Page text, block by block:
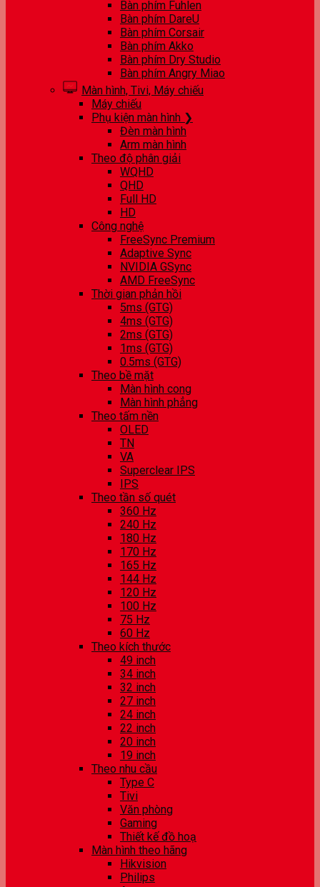
Bàn phím Fuhlen
Bàn phím DareU
Bàn phím Corsair
Bàn phím Akko
Bàn phím Dry Studio
Bàn phím Angry Miao
Màn hình, Tivi, Máy chiếu
Máy chiếu
Phụ kiện màn hình ❯
Đèn màn hình
Arm màn hình
Theo độ phân giải
WQHD
QHD
Full HD
HD
Công nghệ
FreeSync Premium
Adaptive Sync
NVIDIA GSync
AMD FreeSync
Thời gian phản hồi
5ms (GTG)
4ms (GTG)
2ms (GTG)
1ms (GTG)
0.5ms (GTG)
Theo bề mặt
Màn hình cong
Màn hình phẳng
Theo tấm nền
OLED
TN
VA
Superclear IPS
IPS
Theo tần số quét
360 Hz
240 Hz
180 Hz
170 Hz
165 Hz
144 Hz
120 Hz
100 Hz
75 Hz
60 Hz
Theo kích thước
49 inch
34 inch
32 inch
27 inch
24 inch
22 inch
20 inch
19 inch
Theo nhu cầu
Type C
Tivi
Văn phòng
Gaming
Thiết kế đồ hoạ
Màn hình theo hãng
Hikvision
Philips